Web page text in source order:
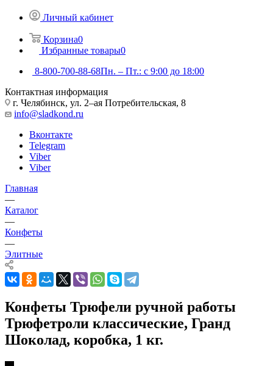
Личный кабинет
Корзина0
Избранные товары0
8-800-700-88-68Пн. – Пт.: с 9:00 до 18:00
Контактная информация
г. Челябинск, ул. 2–ая Потребительская, 8
info@sladkond.ru
Вконтакте
Telegram
Viber
Viber
Главная
—
Каталог
—
Конфеты
—
Элитные
Конфеты Трюфели ручной работы
Трюфетроли классические, Гранд
Шоколад, коробка, 1 кг.